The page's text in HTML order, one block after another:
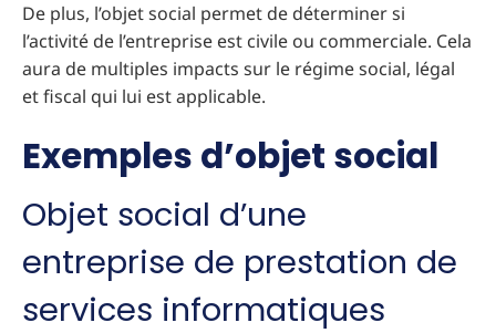
De plus, l’objet social permet de déterminer si
l’activité de l’entreprise est civile ou commerciale. Cela
aura de multiples impacts sur le régime social, légal
et fiscal qui lui est applicable.
Exemples d’objet social
Objet social d’une
entreprise de prestation de
services informatiques